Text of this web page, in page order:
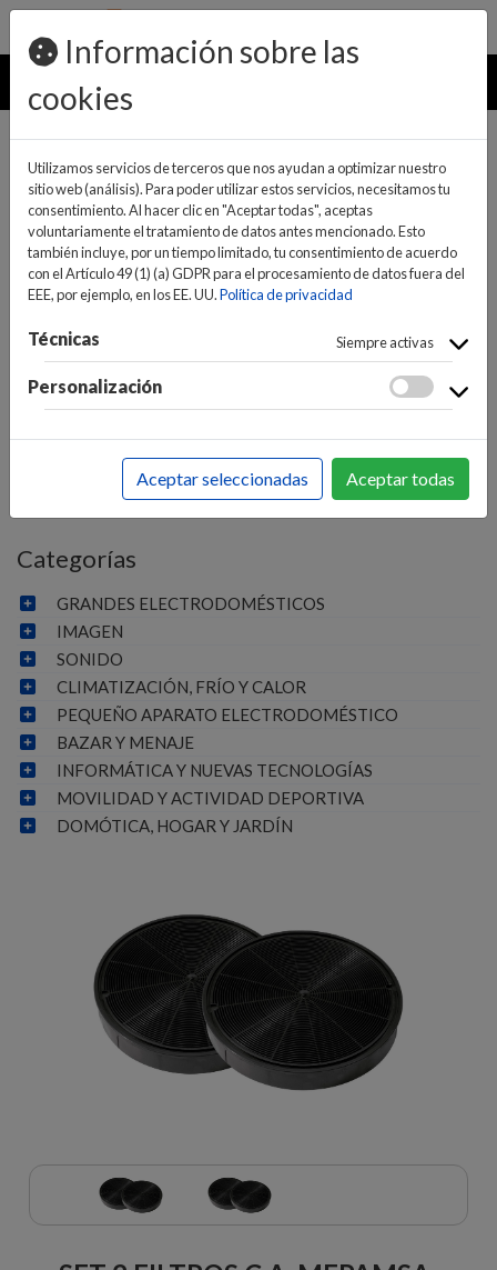
pedidos@ideaelectrodomesticos.com
924 047 836
MENU
INICIO>GRANDES ELECTRODOMÉSTICOS>
ACCESORIOS GRANDES ELECTRODOM.
>
ACCESORIOS
GRANDES ELECTRODOM.
Categorías
GRANDES ELECTRODOMÉSTICOS
IMAGEN
SONIDO
CLIMATIZACIÓN, FRÍO Y CALOR
PEQUEÑO APARATO ELECTRODOMÉSTICO
BAZAR Y MENAJE
INFORMÁTICA Y NUEVAS TECNOLOGÍAS
MOVILIDAD Y ACTIVIDAD DEPORTIVA
DOMÓTICA, HOGAR Y JARDÍN
Información sobre las
cookies
Utilizamos servicios de terceros que nos ayudan a optimizar nuestro
sitio web (análisis). Para poder utilizar estos servicios, necesitamos tu
consentimiento. Al hacer clic en "Aceptar todas", aceptas
voluntariamente el tratamiento de datos antes mencionado. Esto
también incluye, por un tiempo limitado, tu consentimiento de acuerdo
con el Artículo 49 (1) (a) GDPR para el procesamiento de datos fuera del
EEE, por ejemplo, en los EE. UU.Política de privacidad
Técnicas Siempre activas
Personalización
Aceptar seleccionadas Aceptar todas